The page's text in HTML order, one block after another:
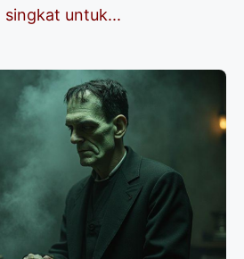
untuk...